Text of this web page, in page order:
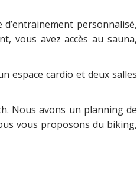
personnalisé,
vous avez accès au sauna,
espace cardio et deux salles
Nous avons un planning de
vous proposons du biking,